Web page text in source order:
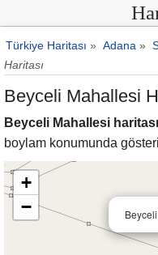
Türkiye Haritası » Adana »
Haritası
Beyceli Mahallesi
Beyceli Mahallesi haritası
boylam konumunda
+
−